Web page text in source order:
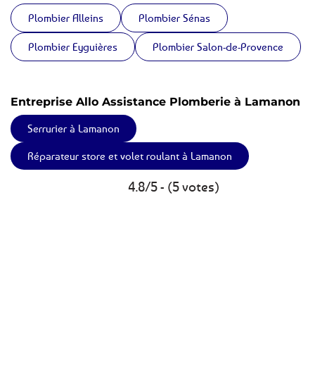
Plombier Alleins Plombier Sénas
Plombier Eyguières Plombier Salon-de-Provence
Entreprise Allo Assistance Plomberie à Lamanon
Serrurier à Lamanon
Réparateur store et volet roulant à Lamanon
4.8/5 - (5 votes)